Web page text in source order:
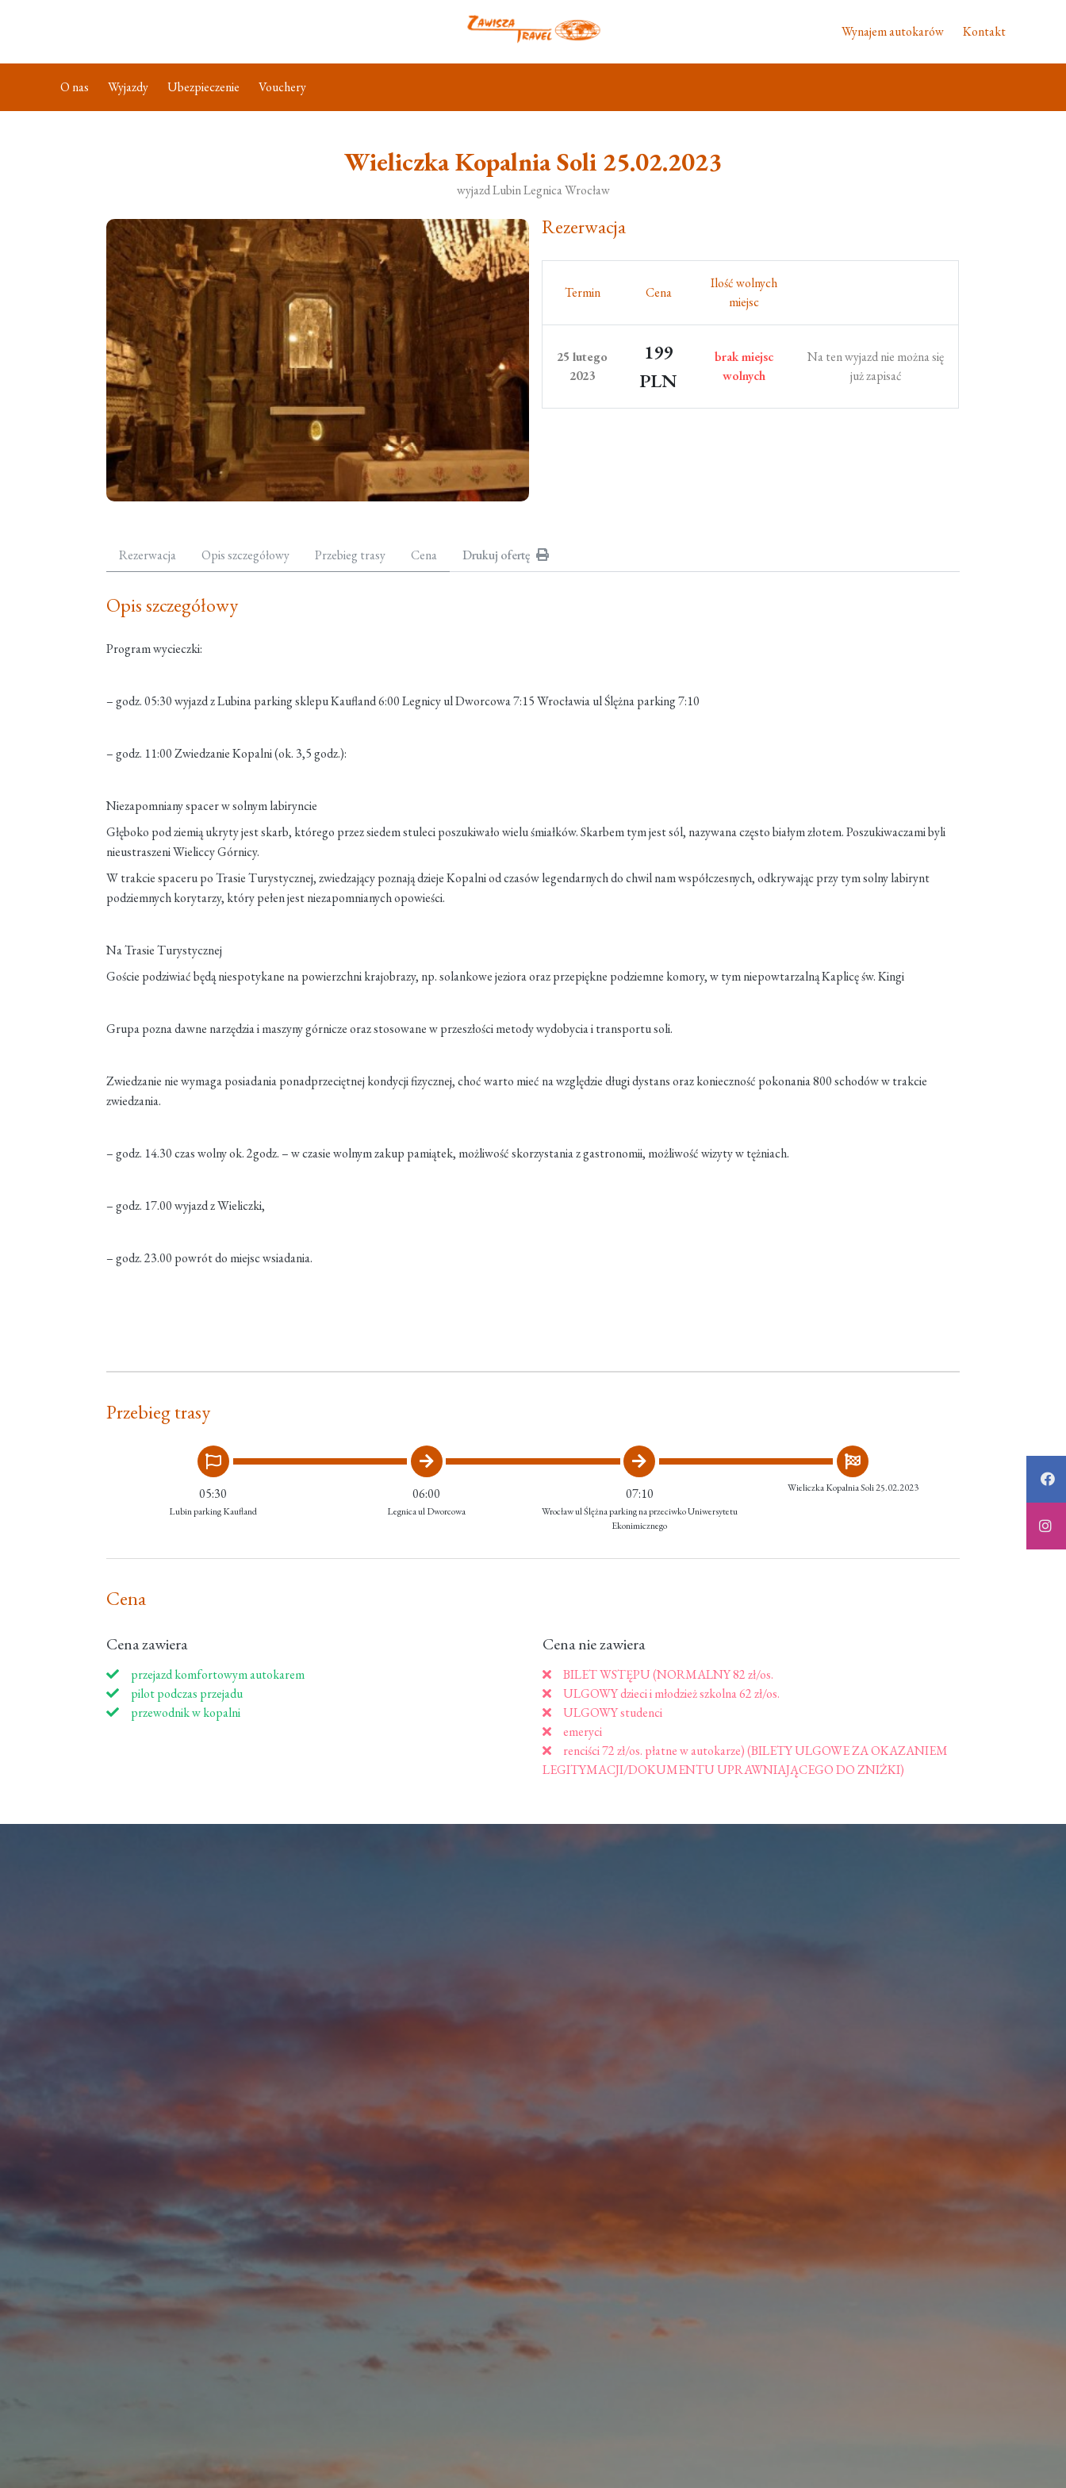
Wynajem autokarów Kontakt
O nas Wyjazdy Ubezpieczenie Vouchery
Wieliczka Kopalnia Soli 25.02.2023
wyjazd Lubin Legnica Wrocław
Rezerwacja
Termin Cena
Ilość wolnych
miejsc
25 lutego
2023
199
PLN
brak miejsc
wolnych
Na ten wyjazd nie można się
już zapisać
Rezerwacja Opis szczegółowy Przebieg trasy Cena Drukuj ofertę
Opis szczegółowy
Program wycieczki:
– godz. 05:30 wyjazd z Lubina parking sklepu Kaufland 6:00 Legnicy ul Dworcowa 7:15 Wrocławia ul Ślężna parking 7:10
– godz. 11:00 Zwiedzanie Kopalni (ok. 3,5 godz.):
Niezapomniany spacer w solnym labiryncie
Głęboko pod ziemią ukryty jest skarb, którego przez siedem stuleci poszukiwało wielu śmiałków. Skarbem tym jest sól, nazywana często białym złotem. Poszukiwaczami byli
nieustraszeni Wieliccy Górnicy.
W trakcie spaceru po Trasie Turystycznej, zwiedzający poznają dzieje Kopalni od czasów legendarnych do chwil nam współczesnych, odkrywając przy tym solny labirynt
podziemnych korytarzy, który pełen jest niezapomnianych opowieści.
Na Trasie Turystycznej
Goście podziwiać będą niespotykane na powierzchni krajobrazy, np. solankowe jeziora oraz przepiękne podziemne komory, w tym niepowtarzalną Kaplicę św. Kingi
Grupa pozna dawne narzędzia i maszyny górnicze oraz stosowane w przeszłości metody wydobycia i transportu soli.
Zwiedzanie nie wymaga posiadania ponadprzeciętnej kondycji fizycznej, choć warto mieć na względzie długi dystans oraz konieczność pokonania 800 schodów w trakcie
zwiedzania.
– godz. 14.30 czas wolny ok. 2godz. – w czasie wolnym zakup pamiątek, możliwość skorzystania z gastronomii, możliwość wizyty w tężniach.
– godz. 17.00 wyjazd z Wieliczki,
– godz. 23.00 powrót do miejsc wsiadania.
Przebieg trasy
05:30
Lubin parking Kaufland
06:00
Legnica ul Dworcowa
07:10
Wrocław ul Ślężna parking na przeciwko Uniwersytetu
Ekonimicznego
Wieliczka Kopalnia Soli 25.02.2023
Cena
Cena zawiera
przejazd komfortowym autokarem
pilot podczas przejadu
przewodnik w kopalni
Cena nie zawiera
BILET WSTĘPU (NORMALNY 82 zł/os.
ULGOWY dzieci i młodzież szkolna 62 zł/os.
ULGOWY studenci
emeryci
renciści 72 zł/os. płatne w autokarze) (BILETY ULGOWE ZA OKAZANIEM
LEGITYMACJI/DOKUMENTU UPRAWNIAJĄCEGO DO ZNIŻKI)